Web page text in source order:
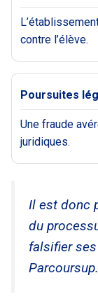
contre l’élève.
Poursuites
Une fraude
juridiques.
Il est donc
du
falsifier
Parcoursup.